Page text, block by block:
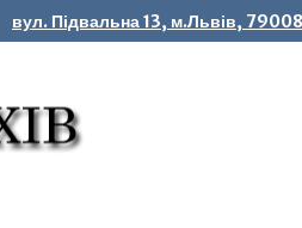
вул. Підвальна 13, м.Львів,